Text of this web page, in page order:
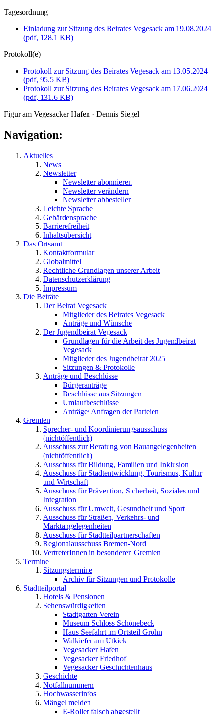
Tagesordnung
Einladung zur Sitzung des Beirates Vegesack am 19.08.2024
(pdf, 128.1 KB)
Protokoll(e)
Protokoll zur Sitzung des Beirates Vegesack am 13.05.2024
(pdf, 95.5 KB)
Protokoll zur Sitzung des Beirates Vegesack am 17.06.2024
(pdf, 131.6 KB)
Figur am Vegesacker Hafen · Dennis Siegel
Navigation:
Aktuelles
News
Newsletter
Newsletter abonnieren
Newsletter verändern
Newsletter abbestellen
Leichte Sprache
Gebärdensprache
Barrierefreiheit
Inhaltsübersicht
Das Ortsamt
Kontaktformular
Globalmittel
Rechtliche Grundlagen unserer Arbeit
Datenschutzerklärung
Impressum
Die Beiräte
Der Beirat Vegesack
Mitglieder des Beirates Vegesack
Anträge und Wünsche
Der Jugendbeirat Vegesack
Grundlagen für die Arbeit des Jugendbeirat
Vegesack
Mitglieder des Jugendbeirat 2025
Sitzungen & Protokolle
Anträge und Beschlüsse
Bürgeranträge
Beschlüsse aus Sitzungen
Umlaufbeschlüsse
Anträge/ Anfragen der Parteien
Gremien
Sprecher- und Koordinierungsausschuss
(nichtöffentlich)
Ausschuss zur Beratung von Bauangelegenheiten
(nichtöffentlich)
Ausschuss für Bildung, Familien und Inklusion
Ausschuss für Stadtentwicklung, Tourismus, Kultur
und Wirtschaft
Ausschuss für Prävention, Sicherheit, Soziales und
Integration
Ausschuss für Umwelt, Gesundheit und Sport
Ausschuss für Straßen, Verkehrs- und
Marktangelegenheiten
Ausschuss für Stadtteilpartnerschaften
Regionalausschuss Bremen-Nord
VertreterInnen in besonderen Gremien
Termine
Sitzungstermine
Archiv für Sitzungen und Protokolle
Stadtteilportal
Hotels & Pensionen
Sehenswürdigkeiten
Stadtgarten Verein
Museum Schloss Schönebeck
Haus Seefahrt im Ortsteil Grohn
Walkiefer am Utkiek
Vegesacker Hafen
Vegesacker Friedhof
Vegesacker Geschichtenhaus
Geschichte
Notfallnummern
Hochwasserinfos
Mängel melden
E-Roller falsch abgestellt